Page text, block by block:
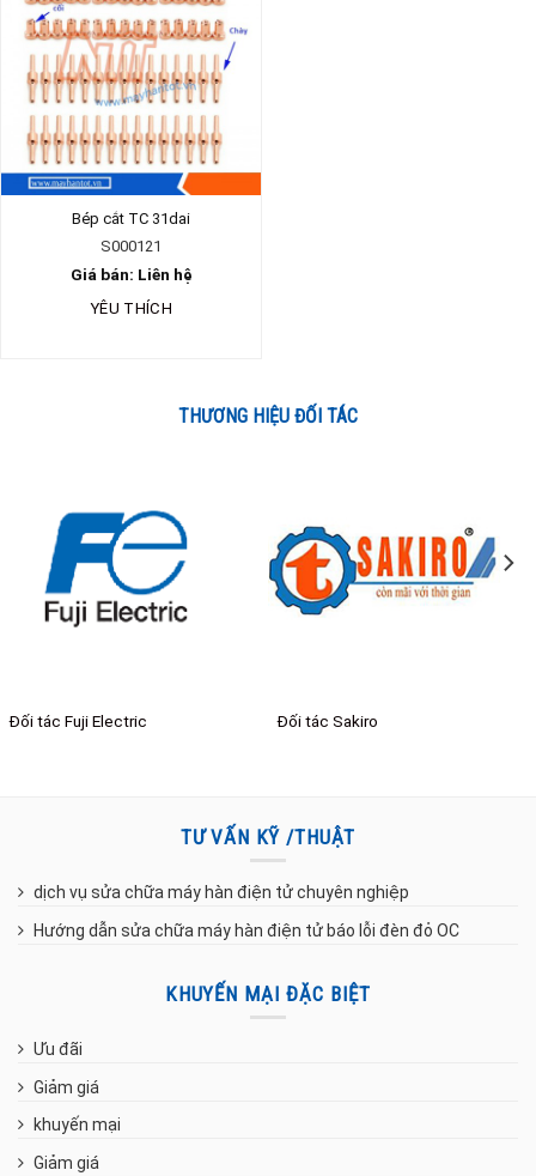
Bép cắt TC 31dai
S000121
Giá bán: Liên hệ
YÊU THÍCH
THƯƠNG HIỆU ĐỐI TÁC
Đối tác Fuji Electric Đối tác Sakiro
TƯ VẤN KỸ /THUẬT
dịch vụ sửa chữa máy hàn điện tử chuyên nghiệp
Hướng dẫn sửa chữa máy hàn điện tử báo lỗi đèn đỏ OC
KHUYẾN MẠI ĐẶC BIỆT
Ưu đãi
Giảm giá
khuyến mại
Giảm giá